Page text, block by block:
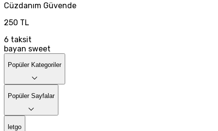
Cüzdanım Güvende
250 TL
6 taksit
bayan sweet
Popüler Kategoriler
Popüler Sayfalar
letgo